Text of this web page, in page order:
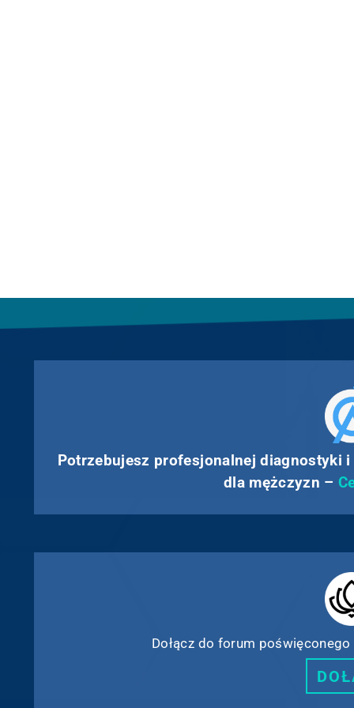
Potrzebujesz profesjonalnej diagnostyki
dla mężczyzn –
Dołącz do forum